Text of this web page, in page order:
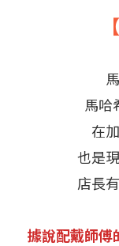
馬哈
在
也是
店長
據說配戴師傅